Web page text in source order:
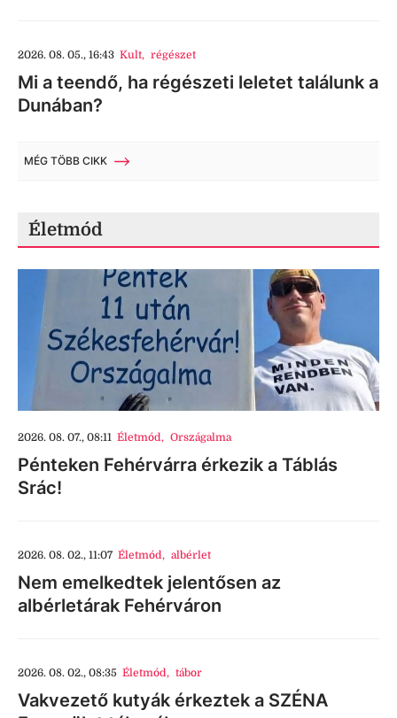
2026. 08. 05., 16:43 Kult, régészet
Mi a teendő, ha régészeti leletet találunk a
Dunában?
MÉG TÖBB CIKK
Életmód
2026. 08. 07., 08:11 Életmód, Országalma
Pénteken Fehérvárra érkezik a Táblás
Srác!
2026. 08. 02., 11:07 Életmód, albérlet
Nem emelkedtek jelentősen az
albérletárak Fehérváron
2026. 08. 02., 08:35 Életmód, tábor
Vakvezető kutyák érkeztek a SZÉNA